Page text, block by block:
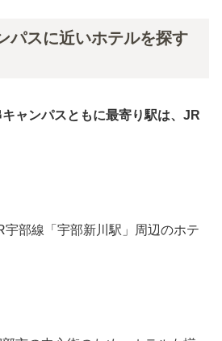
パスに近いホテルを探す
ャンパスともに最寄り駅は、JR
宇部線「宇部新川駅」周辺のホテ